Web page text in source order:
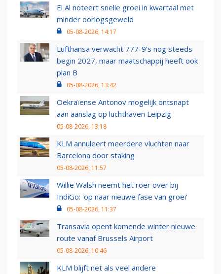
El Al noteert snelle groei in kwartaal met
minder oorlogsgeweld
05-08-2026, 14:17
Lufthansa verwacht 777-9’s nog steeds
begin 2027, maar maatschappij heeft ook
plan B
05-08-2026, 13:42
Oekraïense Antonov mogelijk ontsnapt
aan aanslag op luchthaven Leipzig
05-08-2026, 13:18
KLM annuleert meerdere vluchten naar
Barcelona door staking
05-08-2026, 11:57
Willie Walsh neemt het roer over bij
IndiGo: 'op naar nieuwe fase van groei'
05-08-2026, 11:37
Transavia opent komende winter nieuwe
route vanaf Brussels Airport
05-08-2026, 10:46
KLM blijft net als veel andere